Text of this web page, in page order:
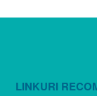
LINKURI